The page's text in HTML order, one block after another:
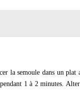
la semoule dans un
1 à 2 minutes.